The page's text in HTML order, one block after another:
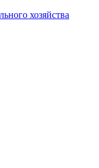
хозяйства